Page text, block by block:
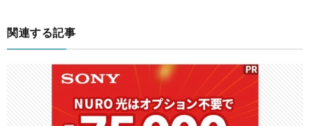
関連する記事